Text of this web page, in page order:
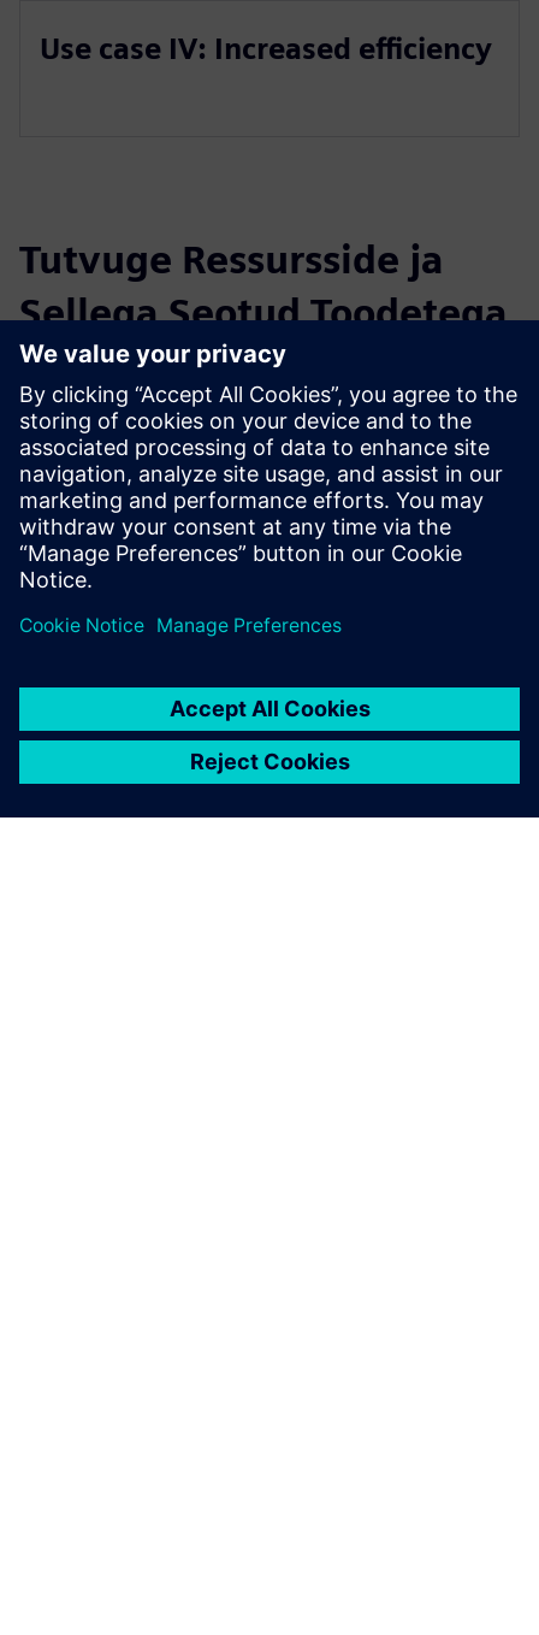
Use case IV: Increased efficiency
Tutvuge Ressursside ja
Sellega Seotud Toodetega
Täiendav Teave ja Ressursid
DMG MORI Store
Eeltingimused